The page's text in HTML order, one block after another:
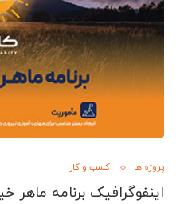
پروژه ها کسب و کار
اینفوگرافیک برنامه ماهر